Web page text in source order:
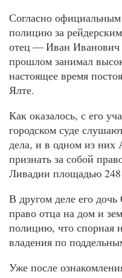
Согласно
полицию за
отец — Иван Иванович
прошлом занимал
настоящее время
Ялте.
Как оказалось, с его
городском суде
дела, и в одном из них
признать за собой
Ливадии площадью
В другом деле его
право отца на дом и
полицию, что спорная
владения по
Уже после